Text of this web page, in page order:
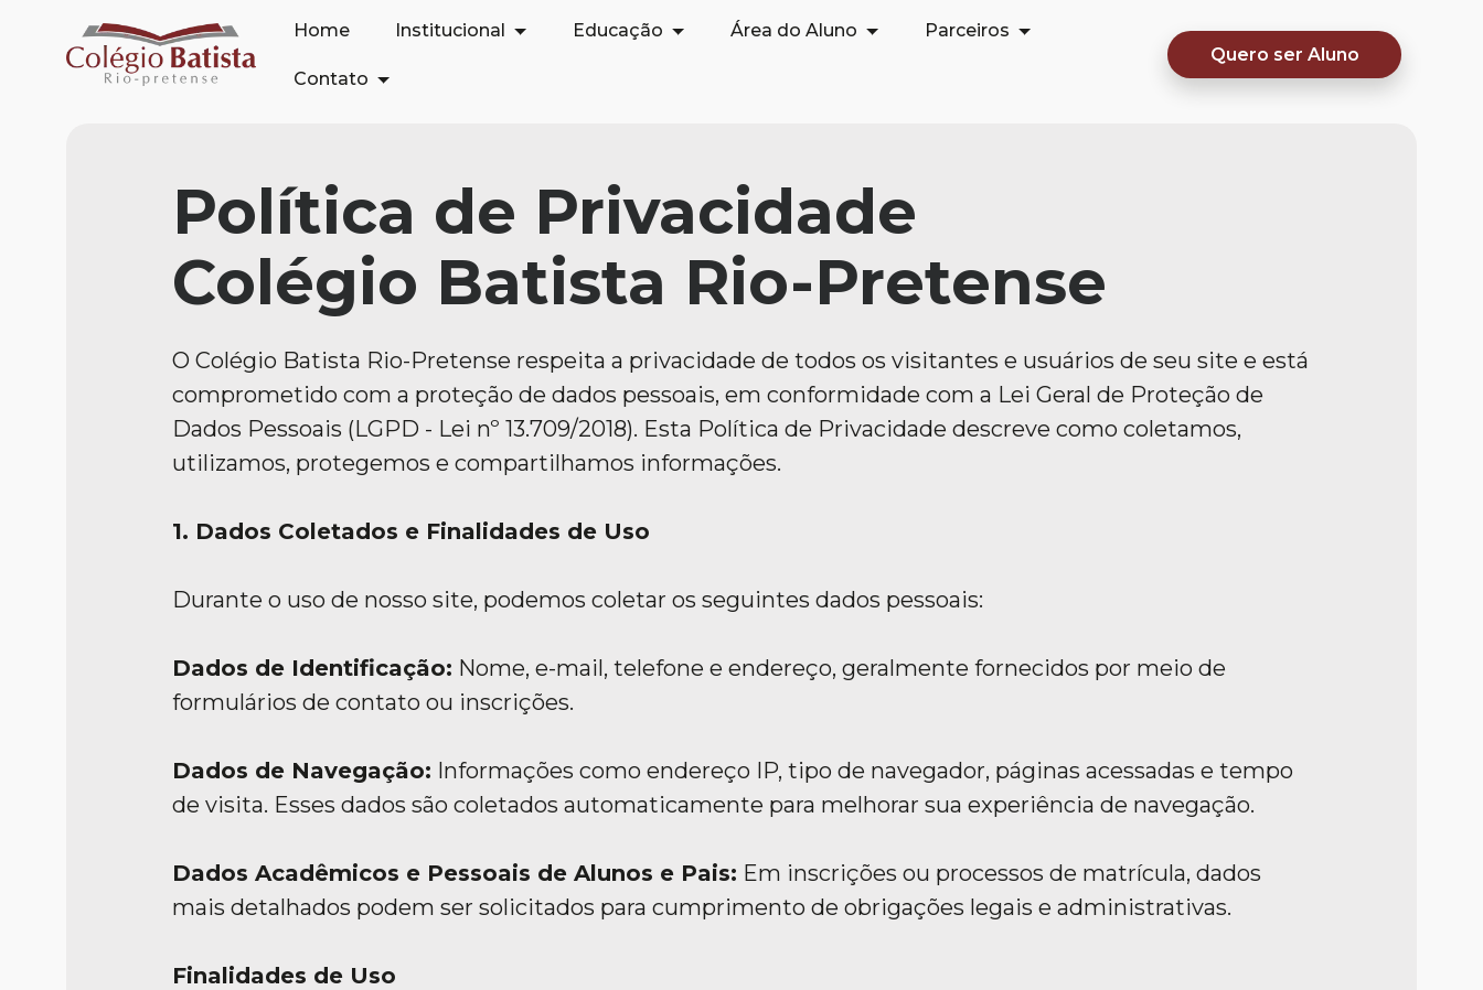
Home Institucional Educação Área do Aluno Parceiros
Contato
Quero ser Aluno
Política de Privacidade
Colégio Batista Rio-Pretense
O Colégio Batista Rio-Pretense respeita a privacidade de todos os visitantes e usuários de seu site e está
comprometido com a proteção de dados pessoais, em conformidade com a Lei Geral de Proteção de
Dados Pessoais (LGPD - Lei nº 13.709/2018). Esta Política de Privacidade descreve como coletamos,
utilizamos, protegemos e compartilhamos informações.
1. Dados Coletados e Finalidades de Uso
Durante o uso de nosso site, podemos coletar os seguintes dados pessoais:
Dados de Identificação: Nome, e-mail, telefone e endereço, geralmente fornecidos por meio de
formulários de contato ou inscrições.
Dados de Navegação: Informações como endereço IP, tipo de navegador, páginas acessadas e tempo
de visita. Esses dados são coletados automaticamente para melhorar sua experiência de navegação.
Dados Acadêmicos e Pessoais de Alunos e Pais: Em inscrições ou processos de matrícula, dados
mais detalhados podem ser solicitados para cumprimento de obrigações legais e administrativas.
Finalidades de Uso